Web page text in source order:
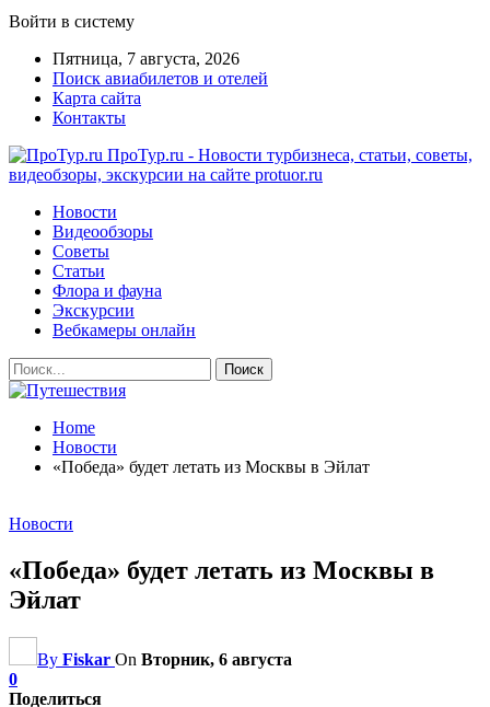
Войти в систему
Пятница, 7 августа, 2026
Поиск авиабилетов и отелей
Карта сайта
Контакты
ПроТур.ru - Новости турбизнеса, статьи, советы,
видеобзоры, экскурсии на сайте protuor.ru
Новости
Видеообзоры
Советы
Статьи
Флора и фауна
Экскурсии
Вебкамеры онлайн
Home
Новости
«Победа» будет летать из Москвы в Эйлат
Новости
«Победа» будет летать из Москвы в
Эйлат
By Fiskar On Вторник, 6 августа
0
Поделиться